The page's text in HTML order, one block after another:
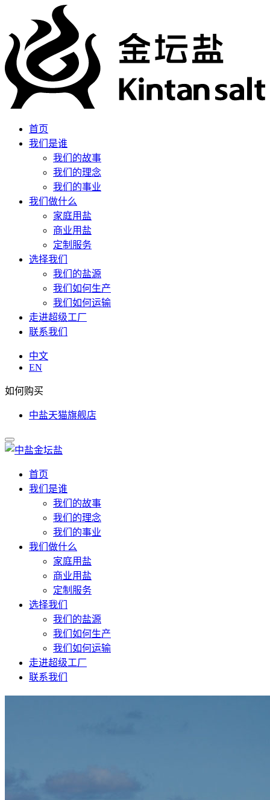
首页
我们是谁
我们的故事
我们的理念
我们的事业
我们做什么
家庭用盐
商业用盐
定制服务
选择我们
我们的盐源
我们如何生产
我们如何运输
走进超级工厂
联系我们
中文
EN
如何购买
中盐天猫旗舰店
首页
我们是谁
我们的故事
我们的理念
我们的事业
我们做什么
家庭用盐
商业用盐
定制服务
选择我们
我们的盐源
我们如何生产
我们如何运输
走进超级工厂
联系我们